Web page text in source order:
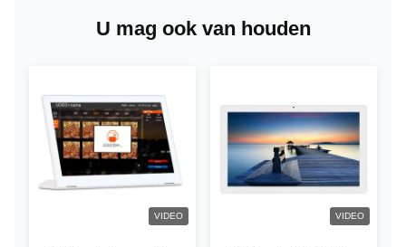
U mag ook van houden
VIDEO VIDEO